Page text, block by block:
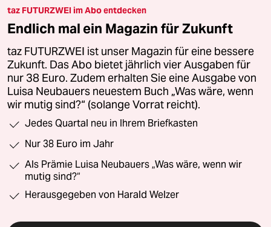
taz FUTURZWEI im Abo entdecken
Endlich mal ein Magazin für Zukunft
taz FUTURZWEI ist unser Magazin für eine bessere
Zukunft. Das Abo bietet jährlich vier Ausgaben für
nur 38 Euro. Zudem erhalten Sie eine Ausgabe von
Luisa Neubauers neuestem Buch „Was wäre, wenn
wir mutig sind?“ (solange Vorrat reicht).
Jedes Quartal neu in Ihrem Briefkasten
Nur 38 Euro im Jahr
Als Prämie Luisa Neubauers „Was wäre, wenn wir
mutig sind?“
Herausgegeben von Harald Welzer